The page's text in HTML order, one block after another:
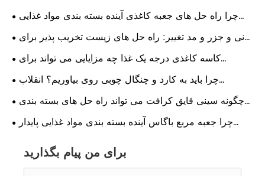
چرا راه حل های جعبه کاغذی آینده بسته بندی مواد غذایی
پایدار هستند؟
نی و جزر و مد تغییر: راه حل های زیست تخریب پذیر برای
آینده ای پاک تر
کاسه کاغذی درجه یک غذا چه مزایایی می تواند برای
اپراتورهای پذیرایی و غذاخوری جهانی داشته باشد؟
چرا باید به کارد و چنگال چوبی روی بیاوریم؟ انقلاب
غذاخوری دوستدار محیط زیست
چگونه سینی قایق کرافت می تواند راه حل های بسته بندی
مواد غذایی سازگار با محیط زیست را متحول کند؟
چرا جعبه مربع باگاس آینده بسته بندی مواد غذایی پایدار
برای من پیام بگذارید